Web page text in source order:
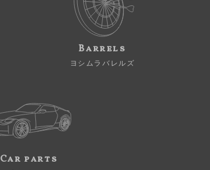
Barrels
ヨシムラバレルズ
Car parts